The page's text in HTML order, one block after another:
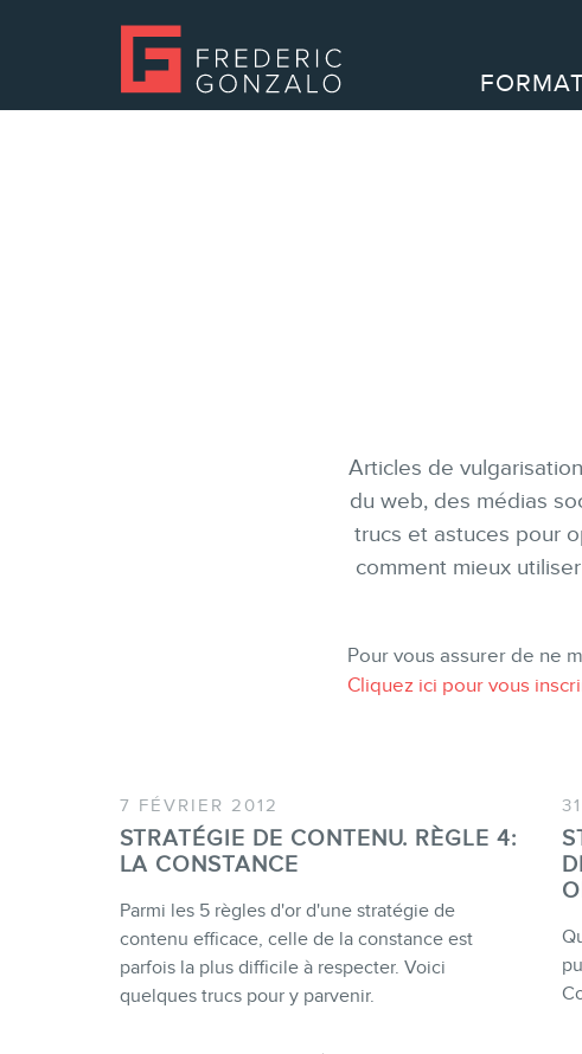
Articles de
du web, des médias
trucs et astuces pour
comment mieux
Pour vous assurer de ne
Cliquez ici pour vous
7 FÉVRIER 2012
STRATÉGIE DE CONTENU. RÈGLE 4:
LA CONSTANCE
Parmi les 5 règles d'or d'une stratégie de
contenu efficace, celle de la constance est
parfois la plus difficile à respecter. Voici
quelques trucs pour y parvenir.